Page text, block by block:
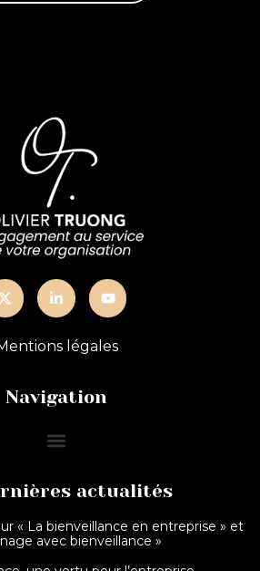
légales
Navigation
actualités
« La bienveillance en entreprise » et
avec bienveillance »